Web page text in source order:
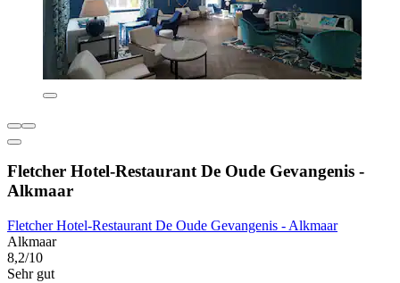
Fletcher Hotel-Restaurant De Oude Gevangenis -
Alkmaar
Fletcher Hotel-Restaurant De Oude Gevangenis - Alkmaar
Alkmaar
8,2/10
Sehr gut